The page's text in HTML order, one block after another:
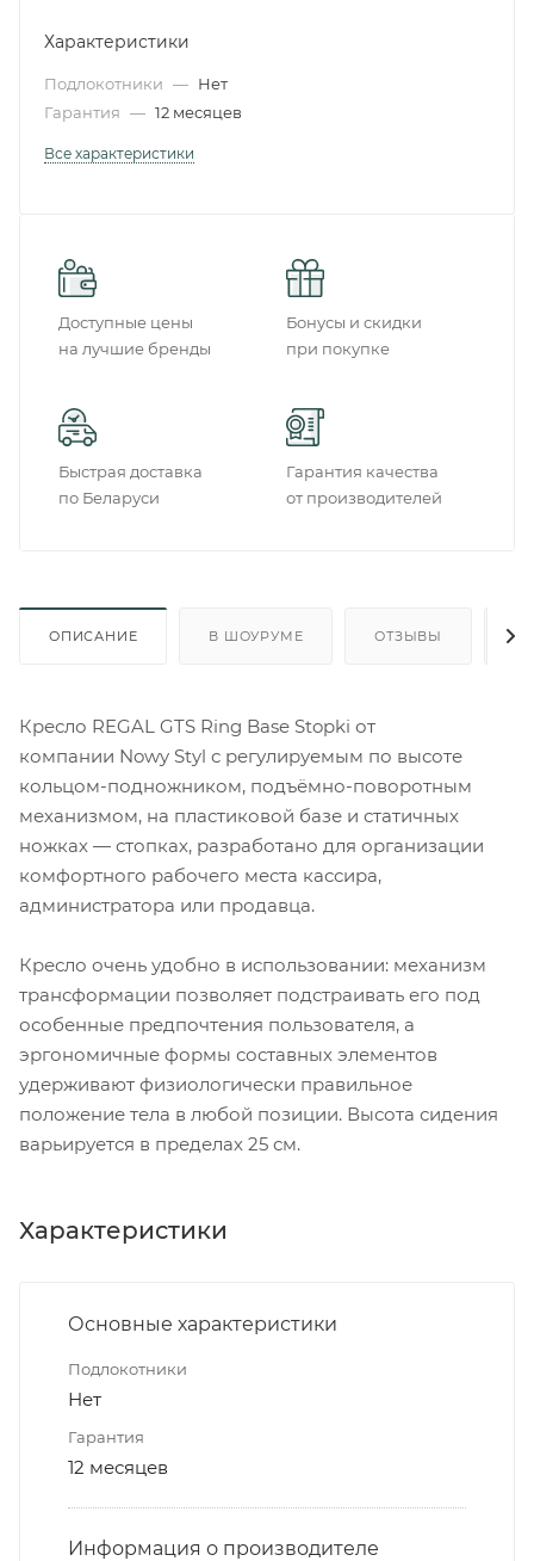
Характеристики
Подлокотники — Нет
Гарантия — 12 месяцев
Все характеристики
Доступные цены
на лучшие бренды
Бонусы и скидки
при покупке
Быстрая доставка
по Беларуси
Гарантия качества
от производителей
ОПИСАНИЕ В ШОУРУМЕ ОТЗЫВЫ
Кресло REGAL GTS Ring Base Stopki от
компании Nowy Styl с регулируемым по высоте
кольцом-подножником, подъёмно-поворотным
механизмом, на пластиковой базе и статичных
ножках — стопках, разработано для организации
комфортного рабочего места кассира,
администратора или продавца.
Кресло очень удобно в использовании: механизм
трансформации позволяет подстраивать его под
особенные предпочтения пользователя, а
эргономичные формы составных элементов
удерживают физиологически правильное
положение тела в любой позиции. Высота сидения
варьируется в пределах 25 см.
Характеристики
Основные характеристики
Подлокотники
Нет
Гарантия
12 месяцев
Информация о производителе